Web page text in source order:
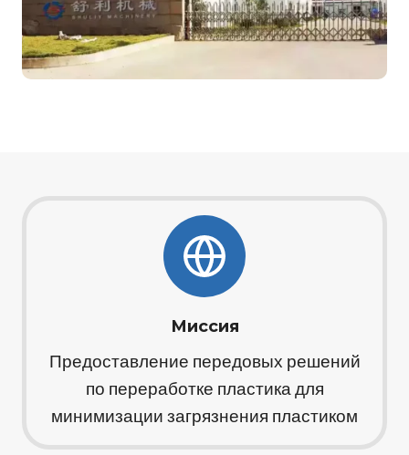
Миссия
Предоставление передовых решений
по переработке пластика для
минимизации загрязнения пластиком